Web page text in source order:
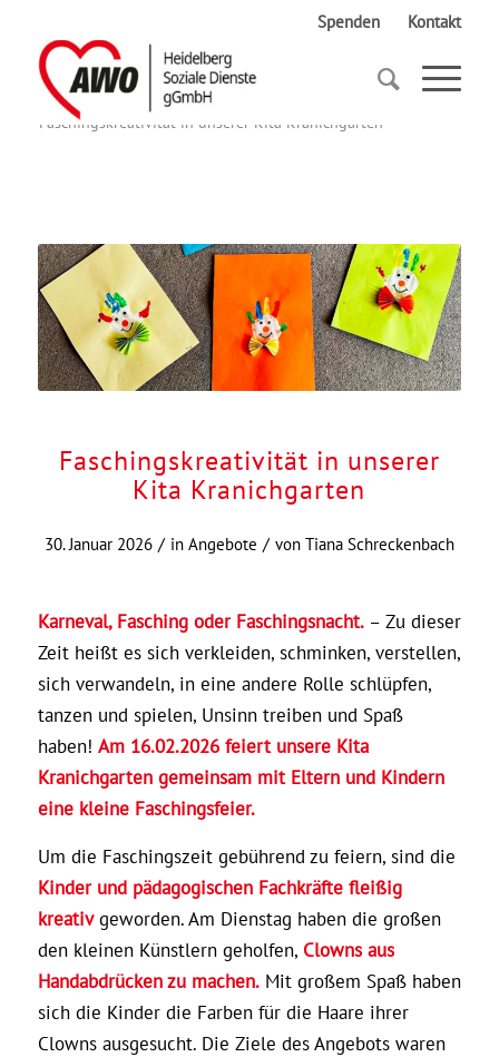
Spenden Kontakt
Startseite
Faschingskreativität in unserer Kita Kranichgarten
Faschingskreativität in unserer
Kita Kranichgarten
30. Januar 2026 / in Angebote / von Tiana Schreckenbach
Karneval, Fasching oder Faschingsnacht.– Zu dieser
Zeit heißt es sich verkleiden, schminken, verstellen,
sich verwandeln, in eine andere Rolle schlüpfen,
tanzen und spielen, Unsinn treiben und Spaß
haben! Am 16.02.2026 feiert unsere Kita
Kranichgarten gemeinsam mit Eltern und Kindern
eine kleine Faschingsfeier.
Um die Faschingszeit gebührend zu feiern, sind die
Kinder und pädagogischen Fachkräfte fleißig
kreativgeworden. Am Dienstag haben die großen
den kleinen Künstlern geholfen, Clowns aus
Handabdrücken zu machen.Mit großem Spaß haben
sich die Kinder die Farben für die Haare ihrer
Clowns ausgesucht. Die Ziele des Angebots waren